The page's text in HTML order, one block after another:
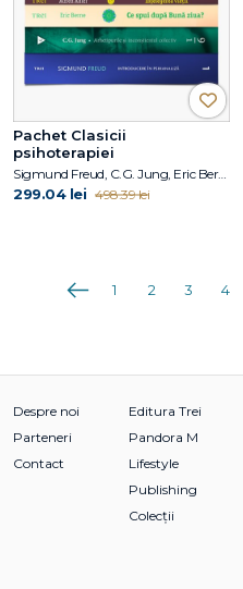
Pachet Clasicii
psihoterapiei
Sigmund Freud, C.G. Jung, Eric Berne, Alfred Adler, Carl R. Rogers, Erich Fromm
299.04 lei 498.39 lei
Anterioara
1 2 3 4
Despre noi
Parteneri
Contact
Editura Trei
Pandora M
Lifestyle
Publishing
Colecții